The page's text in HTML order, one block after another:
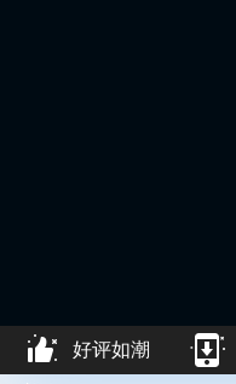
好评如潮